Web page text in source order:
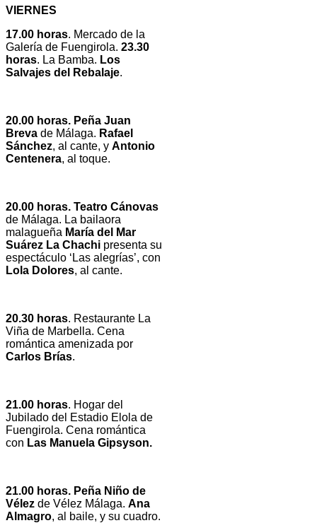
VIERNES
17.00 horas. Mercado de la
Galería de Fuengirola. 23.30
horas. La Bamba. Los
Salvajes del Rebalaje.
20.00 horas. Peña Juan
Breva de Málaga. Rafael
Sánchez, al cante, y Antonio
Centenera, al toque.
20.00 horas. Teatro Cánovas
de Málaga. La bailaora
malagueña María del Mar
Suárez La Chachi presenta su
espectáculo ‘Las alegrías’, con
Lola Dolores, al cante.
20.30 horas. Restaurante La
Viña de Marbella. Cena
romántica amenizada por
Carlos Brías.
21.00 horas. Hogar del
Jubilado del Estadio Elola de
Fuengirola. Cena romántica
con Las Manuela Gipsyson.
21.00 horas. Peña Niño de
Vélez de Vélez Málaga. Ana
Almagro, al baile, y su cuadro.